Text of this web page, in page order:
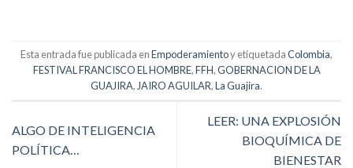
Esta entrada fue publicada enEmpoderamientoy etiquetadaColombia,
FESTIVAL FRANCISCO EL HOMBRE,FFH,GOBERNACION DE LA
GUAJIRA, JAIRO AGUILAR,La Guajira.
ALGO DE INTELIGENCIA
POLÍTICA…
LEER: UNA EXPLOSIÓN
BIOQUÍMICA DE
BIENESTAR